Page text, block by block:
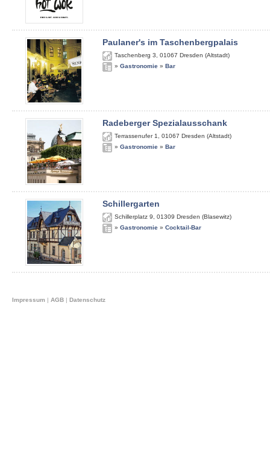
Paulaner's im Taschenbergpalais
Taschenberg 3 01067 Dresden (Altstadt)
» Gastronomie » Bar
Radeberger Spezialausschank
Terrassenufer 1 01067 Dresden (Altstadt)
» Gastronomie » Bar
Schillergarten
Schillerplatz 9 01309 Dresden (Blasewitz)
» Gastronomie » Cocktail-Bar
Impressum | AGB | Datenschutz